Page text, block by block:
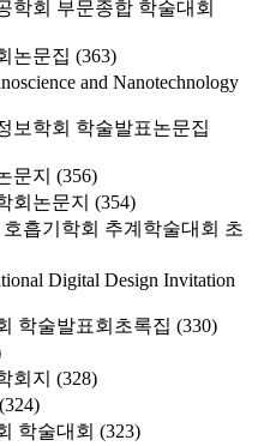
학회 부문종합 학술대회
논문집 (363)
and Nanotechnology
보학회 학술발표논문집
문지 (356)
회논문지 (354)
흡기학회 추계학술대회 초
Digital Design Invitation
학술발표회초록집 (330)
회지 (328)
(324)
학술대회 (323)